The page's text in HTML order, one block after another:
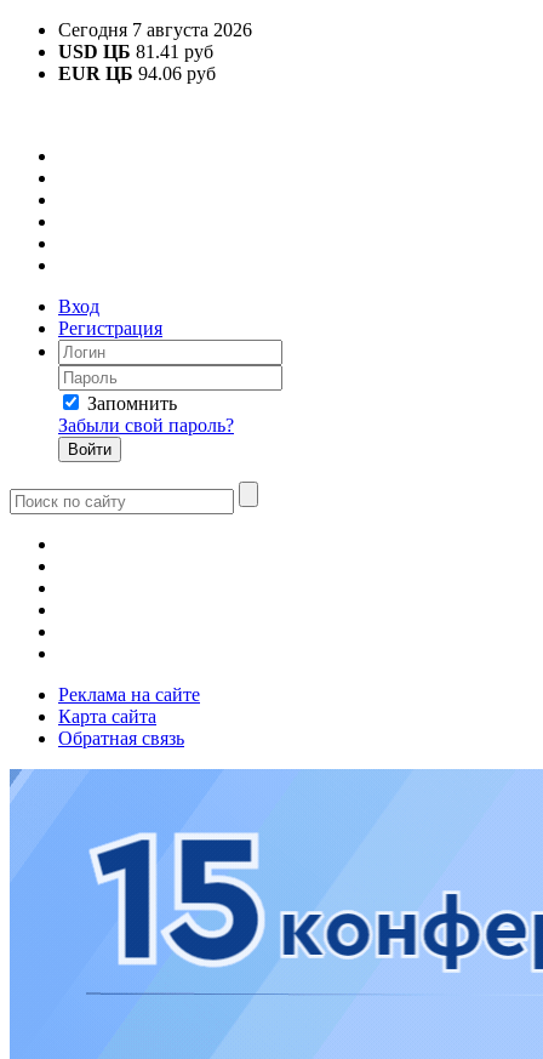
Сегодня 7 августа 2026
USD ЦБ 81.41 руб
EUR ЦБ 94.06 руб
Вход
Регистрация
Запомнить
Забыли свой пароль?
Реклама на сайте
Карта сайта
Обратная связь